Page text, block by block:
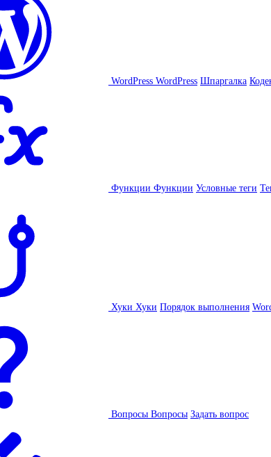
WordPress WordPress Шпаргалка
Функции Функции Условные теги
Хуки Хуки Порядок выполнения
Вопросы Вопросы Задать вопрос